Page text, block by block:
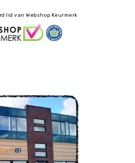
lid van Webshop Keurmerk